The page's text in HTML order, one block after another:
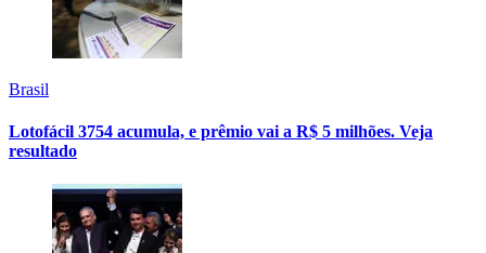
Brasil
Lotofácil 3754 acumula, e prêmio vai a R$ 5 milhões. Veja
resultado